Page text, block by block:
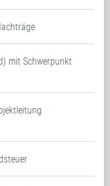
mit Schwerpunkt